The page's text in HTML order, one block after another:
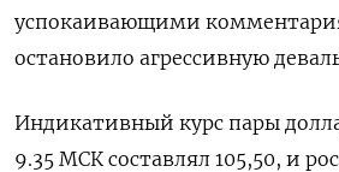
успокаивающими
остановило агрессивную
Индикативный курс пары
9.35 МСК составлял 105,50, и